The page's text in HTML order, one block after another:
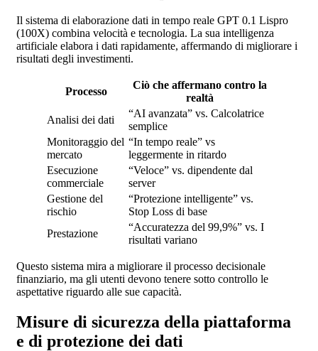
Il sistema di elaborazione dati in tempo reale GPT 0.1 Lispro
(100X) combina velocità e tecnologia. La sua intelligenza
artificiale elabora i dati rapidamente, affermando di migliorare i
risultati degli investimenti.
Processo
Ciò che affermano contro la
realtà
Analisi dei dati
“AI avanzata” vs. Calcolatrice
semplice
Monitoraggio del
mercato
“In tempo reale” vs
leggermente in ritardo
Esecuzione
commerciale
“Veloce” vs. dipendente dal
server
Gestione del
rischio
“Protezione intelligente” vs.
Stop Loss di base
Prestazione
“Accuratezza del 99,9%” vs. I
risultati variano
Questo sistema mira a migliorare il processo decisionale
finanziario, ma gli utenti devono tenere sotto controllo le
aspettative riguardo alle sue capacità.
Misure di sicurezza della piattaforma
e di protezione dei dati